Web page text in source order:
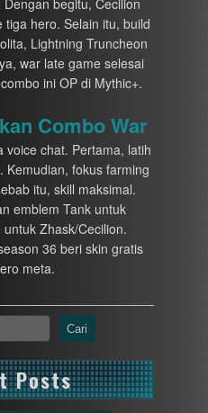
begitu, Cecilion
hero. Selain itu, build
Lightning Truncheon
war late game selesai
ini OP di Mythic+.
Combo War
voice chat. Pertama, latih
Kemudian, fokus farming
itu, skill maksimal.
emblem Tank untuk
Zhask/Cecilion.
36 beri skin gratis
meta.
Cari
Posts